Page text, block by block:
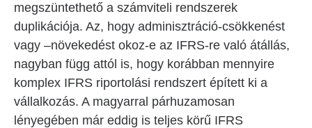
megszüntethető a számviteli rendszerek
duplikációja. Az, hogy adminisztráció-csökkenést
vagy –növekedést okoz-e az IFRS-re való átállás,
nagyban függ attól is, hogy korábban mennyire
komplex IFRS riportolási rendszert épített ki a
vállalkozás. A magyarral párhuzamosan
lényegében már eddig is teljes körű IFRS